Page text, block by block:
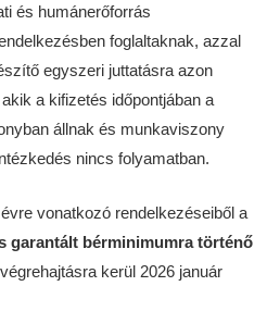
és humánerőforrás
foglaltaknak, azzal
egyszeri juttatásra azon
a kifizetés időpontjában a
állnak és munkaviszony
nincs folyamatban.
vonatkozó rendelkezéseiből a
garantált bérminimumra történő
kerül 2026 január